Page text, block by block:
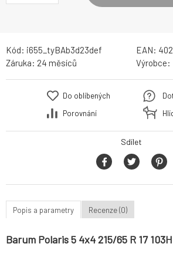
Kód: i655_tyBAb3d23def EAN:
Záruka: 24 měsíců Výrobce:
Do oblíbených
Porovnání
Sdílet
Popis a parametry Recenze (0)
Barum Polaris 5 4x4 215/65 R 17 103H